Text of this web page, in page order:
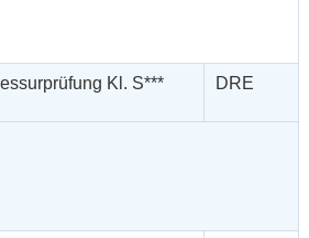
Kl. S*** DRE